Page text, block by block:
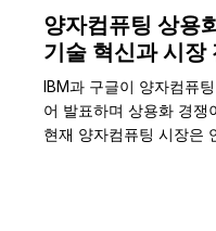
양자컴퓨팅 상용
기술 혁신과 시장
IBM과 구글이 양자컴퓨
어 발표하며 상용화 경쟁
현재 양자컴퓨팅 시장은